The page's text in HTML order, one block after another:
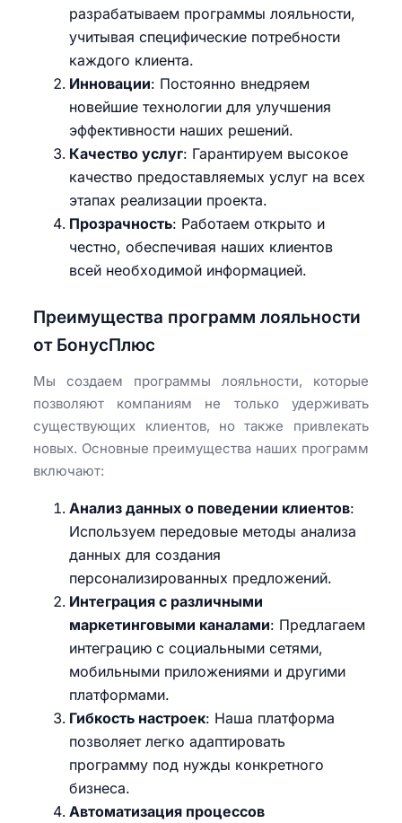
разрабатываем программы лояльности,
учитывая специфические потребности
каждого клиента.
Инновации: Постоянно внедряем
новейшие технологии для улучшения
эффективности наших решений.
Качество услуг: Гарантируем высокое
качество предоставляемых услуг на всех
этапах реализации проекта.
Прозрачность: Работаем открыто и
честно, обеспечивая наших клиентов
всей необходимой информацией.
Преимущества программ лояльности
от БонусПлюс
Мы создаем программы лояльности, которые
позволяют компаниям не только удерживать
существующих клиентов, но также привлекать
новых. Основные преимущества наших программ
включают:
Анализ данных о поведении клиентов:
Используем передовые методы анализа
данных для создания
персонализированных предложений.
Интеграция с различными
маркетинговыми каналами: Предлагаем
интеграцию с социальными сетями,
мобильными приложениями и другими
платформами.
Гибкость настроек: Наша платформа
позволяет легко адаптировать
программу под нужды конкретного
бизнеса.
Автоматизация процессов